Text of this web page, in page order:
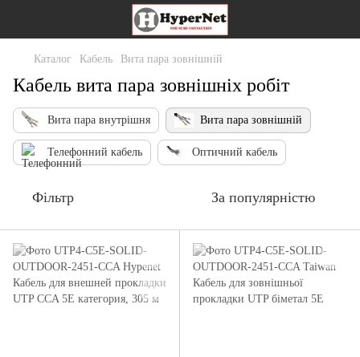
Каталог Кабель Вита пара зовнішній
Кабель вита пара зовнішніх робіт
Вита пара внутрішня Вита пара зовнішній
Телефонний кабель Оптичний кабель
Фільтр За популярністю